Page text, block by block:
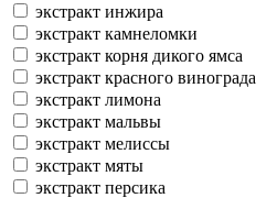
экстракт инжира
экстракт камнеломки
экстракт корня дикого ямса
экстракт красного винограда
экстракт лимона
экстракт мальвы
экстракт мелиссы
экстракт мяты
экстракт персика